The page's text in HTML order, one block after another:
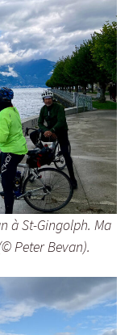
à St-Gingolph. Ma
Peter Bevan).